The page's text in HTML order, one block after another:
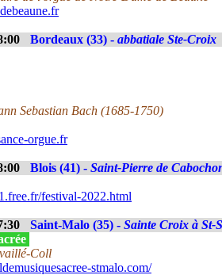
Bordeaux (33) - abbatiale Ste-Croix
Sebastian Bach (1685-1750)
orgue.fr
Blois (41) - Saint-Pierre de
festival-2022.html
Saint-Malo (35) - Sainte Croix à St-
Coll
stmalo.com/